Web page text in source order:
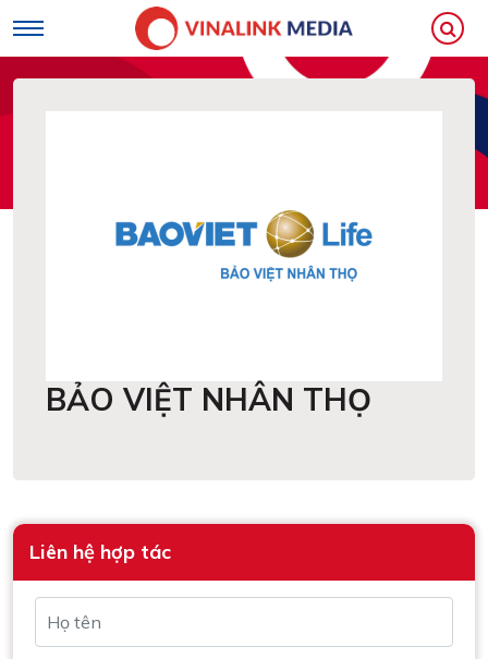
BẢO VIỆT NHÂN THỌ
Liên hệ hợp tác